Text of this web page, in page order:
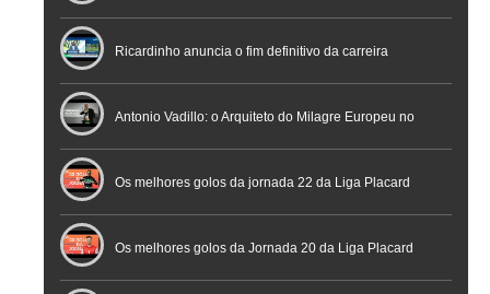
Nacional de Arbitragem
Ricardinho anuncia o fim definitivo da carreira
profissional em conferência histórica na Cidade do
Futebol
Antonio Vadillo: o Arquiteto do Milagre Europeu no
Futsal | Documentário
Os melhores golos da jornada 22 da Liga Placard
Os melhores golos da Jornada 20 da Liga Placard